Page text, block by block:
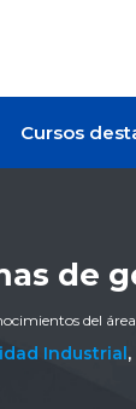
Cursos
de
del
Industrial,